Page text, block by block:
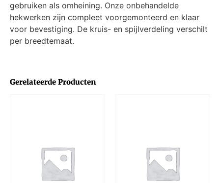
Gerelateerde Producten
gebruiken als omheining. Onze onbehandelde
hekwerken zijn compleet voorgemonteerd en klaar
voor bevestiging. De kruis- en spijlverdeling verschilt
per breedtemaat.